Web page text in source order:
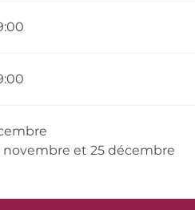
novembre et 25 décembre